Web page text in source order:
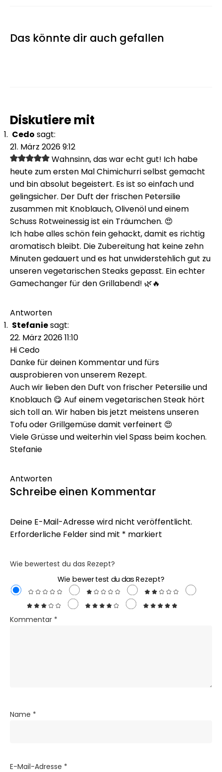
Das könnte dir auch gefallen
Diskutiere mit
Cedo sagt:
21. März 2026 9:12
Wahnsinn, das war echt gut! Ich habe
heute zum ersten Mal Chimichurri selbst gemacht
und bin absolut begeistert. Es ist so einfach und
gelingsicher. Der Duft der frischen Petersilie
zusammen mit Knoblauch, Olivenöl und einem
Schuss Rotweinessig ist ein Träumchen. 😍
Ich habe alles schön fein gehackt, damit es richtig
aromatisch bleibt. Die Zubereitung hat keine zehn
Minuten gedauert und es hat unwiderstehlich gut zu
unseren vegetarischen Steaks gepasst. Ein echter
Gamechanger für den Grillabend! 🌿🔥
Antworten
Stefaniesagt:
22. März 2026 11:10
Hi Cedo
Danke für deinen Kommentar und fürs
ausprobieren von unserem Rezept.
Auch wir lieben den Duft von frischer Petersilie und
Knoblauch 😋 Auf einem vegetarischen Steak hört
sich toll an. Wir haben bis jetzt meistens unseren
Tofu oder Grillgemüse damit verfeinert 😍
Viele Grüsse und weiterhin viel Spass beim kochen.
Stefanie
Antworten
Schreibe einen Kommentar
Deine E-Mail-Adresse wird nicht veröffentlicht.
Erforderliche Felder sind mit * markiert
Wie bewertest du das Rezept?
Wie bewertest du das Rezept?
Kommentar *
Name *
E-Mail-Adresse *